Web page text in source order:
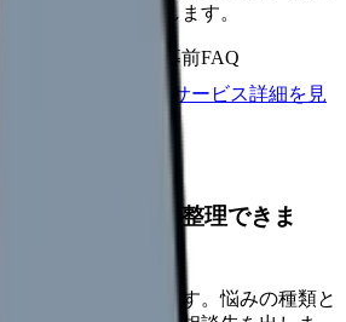
す求人票へ改善します。
応募前FAQ
積もりを依頼
サービス詳細を見
すべきサインか整理できま
いなくても大丈夫です。悩みの種類と